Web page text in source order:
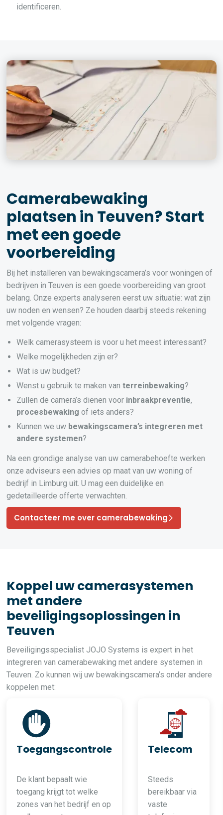
identificeren.
Camerabewaking
plaatsen in Teuven? Start
met een goede
voorbereiding
Bij het installeren van bewakingscamera’s voor woningen of
bedrijven in Teuven is een goede voorbereiding van groot
belang. Onze experts analyseren eerst uw situatie: wat zijn
uw noden en wensen? Ze houden daarbij steeds rekening
met volgende vragen:
Welk camerasysteem is voor u het meest interessant?
Welke mogelijkheden zijn er?
Wat is uw budget?
Wenst u gebruik te maken vanterreinbewaking?
Zullen de camera’s dienen voor inbraakpreventie,
procesbewaking of iets anders?
Kunnen we uw bewakingscamera’s integreren met
andere systemen?
Na een grondige analyse van uw camerabehoefte werken
onze adviseurs een advies op maat van uw woning of
bedrijf in Limburg uit. U mag een duidelijke en
gedetailleerde offerte verwachten.
Contacteer me over camerabewaking
Koppel uw camerasystemen
met andere
beveiligingsoplossingen in
Teuven
Beveiligingsspecialist JOJO Systems is expert in het
integreren van camerabewaking met andere systemen in
Teuven. Zo kunnen wij uw bewakingscamera’s onder andere
koppelen met:
Toegangscontrole
De klant bepaalt wie
toegang krijgt tot welke
zones van het bedrijf en op
Telecom
Steeds
bereikbaar via
vaste